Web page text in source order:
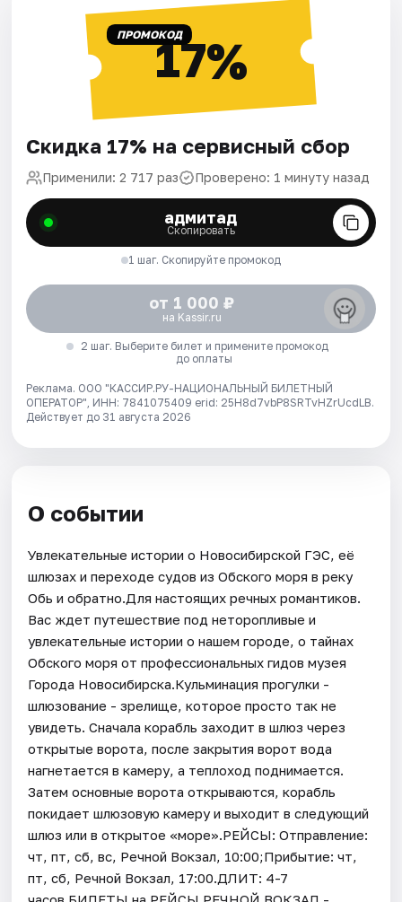
ПРОМОКОД17%
Скидка 17% на сервисный сбор
Применили: 2 717 раз Проверено: 1 минуту назад
адмитад
Скопировать
1 шаг. Скопируйте промокод
от 1 000 ₽
на Kassir.ru
2 шаг. Выберите билет и примените промокод
до оплаты
Реклама. ООО "КАССИР.РУ-НАЦИОНАЛЬНЫЙ БИЛЕТНЫЙ
ОПЕРАТОР", ИНН: 7841075409 erid: 25H8d7vbP8SRTvHZrUcdLB.
Действует до 31 августа 2026
О событии
Увлекательные истории о Новосибирской ГЭС, её
шлюзах и переходе судов из Обского моря в реку
Обь и обратно.Для настоящих речных романтиков.
Вас ждет путешествие под неторопливые и
увлекательные истории о нашем городе, о тайнах
Обского моря от профессиональных гидов музея
Города Новосибирска.Кульминация прогулки -
шлюзование - зрелище, которое просто так не
увидеть. Сначала корабль заходит в шлюз через
открытые ворота, после закрытия ворот вода
нагнетается в камеру, а теплоход поднимается.
Затем основные ворота открываются, корабль
покидает шлюзовую камеру и выходит в следующий
шлюз или в открытое «море».РЕЙСЫ: Отправление:
чт, пт, сб, вс, Речной Вокзал, 10:00;Прибытие: чт,
пт, сб, Речной Вокзал, 17:00.ДЛИТ: 4-7